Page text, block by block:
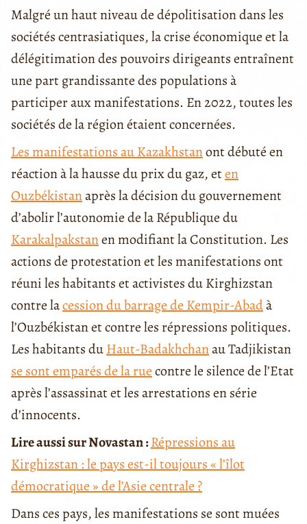
Malgré un haut niveau de dépolitisation dans les
sociétés centrasiatiques, la crise économique et la
délégitimation des pouvoirs dirigeants entraînent
une part grandissante des populations à
participer aux manifestations. En 2022, toutes les
sociétés de la région étaient concernées.
Les manifestations au Kazakhstanont débuté en
réaction à la hausse du prix du gaz, eten
Ouzbékistanaprès la décision du gouvernement
d’abolir l’autonomie de la République du
Karakalpakstanen modifiant la Constitution. Les
actions de protestation et les manifestations ont
réuni les habitants et activistes du Kirghizstan
contre lacession du barrage de Kempir-Abadà
l’Ouzbékistan et contre les répressions politiques.
Les habitants duHaut-Badakhchanau Tadjikistan
se sont emparés de la ruecontre le silence de l’Etat
après l’assassinat et les arrestations en série
d’innocents.
Lire aussi sur Novastan :Répressions au
Kirghizstan : le pays est-il toujours « l’îlot
démocratique » de l’Asie centrale ?
Dans ces pays, les manifestations se sont muées